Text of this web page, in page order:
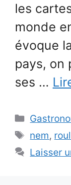
les
monde
évoque
pays, on
ses …
nem,
Laisser